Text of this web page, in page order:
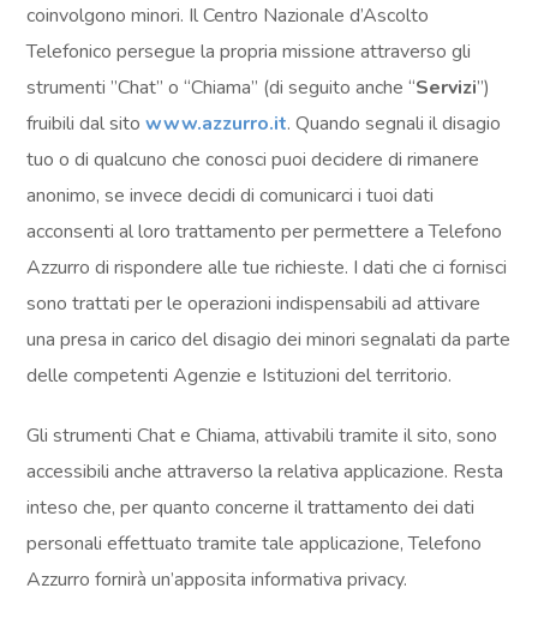
coinvolgono minori. Il Centro Nazionale d’Ascolto
Telefonico persegue la propria missione attraverso gli
strumenti ”Chat” o “Chiama” (di seguito anche “Servizi”)
fruibili dal sito www.azzurro.it. Quando segnali il disagio
tuo o di qualcuno che conosci puoi decidere di rimanere
anonimo, se invece decidi di comunicarci i tuoi dati
acconsenti al loro trattamento per permettere a Telefono
Azzurro di rispondere alle tue richieste. I dati che ci fornisci
sono trattati per le operazioni indispensabili ad attivare
una presa in carico del disagio dei minori segnalati da parte
delle competenti Agenzie e Istituzioni del territorio.
Gli strumenti Chat e Chiama, attivabili tramite il sito, sono
accessibili anche attraverso la relativa applicazione. Resta
inteso che, per quanto concerne il trattamento dei dati
personali effettuato tramite tale applicazione, Telefono
Azzurro fornirà un’apposita informativa privacy.